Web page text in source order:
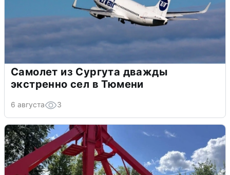
Самолет из Сургута дважды
экстренно сел в Тюмени
6 августа 3